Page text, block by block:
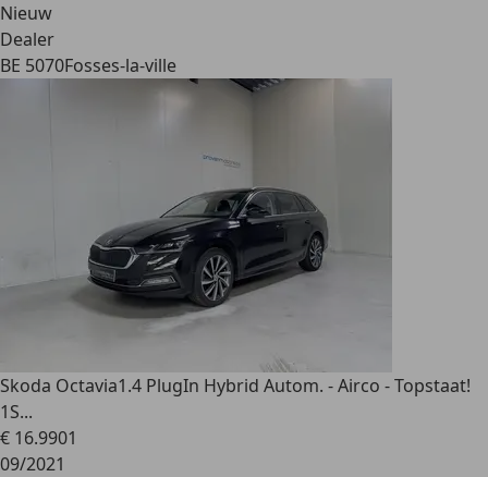
Nieuw
Dealer
BE 5070Fosses-la-ville
Skoda Octavia1.4 PlugIn Hybrid Autom. - Airco - Topstaat!
1S...
€ 16.9901
09/2021